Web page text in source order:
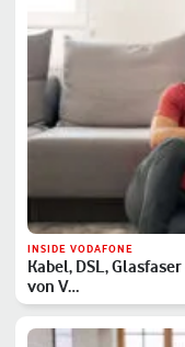
INSIDE VODAFONE
Kabel, DSL,
von V…